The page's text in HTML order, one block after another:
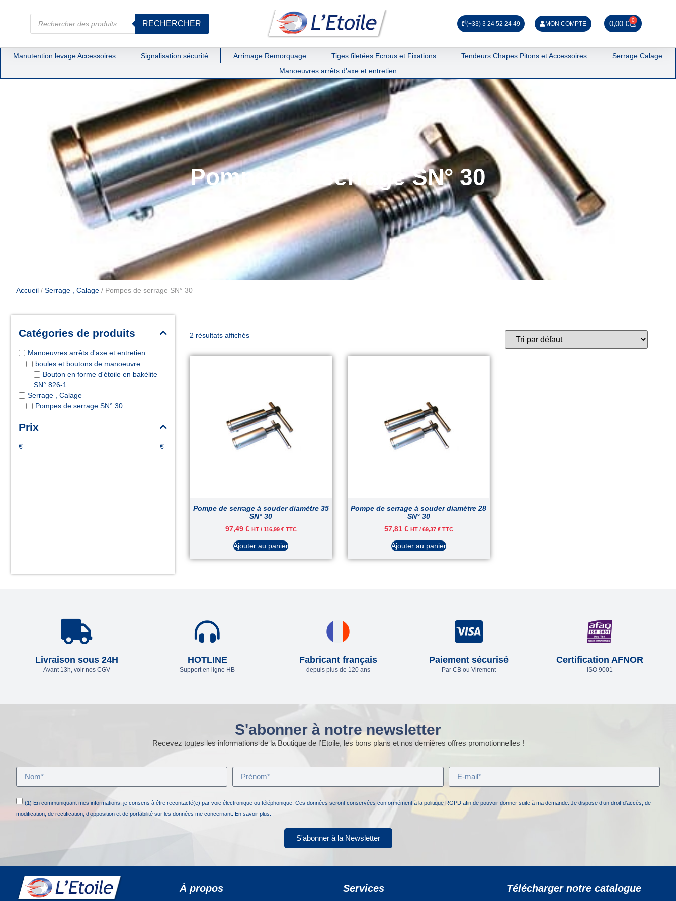
RECHERCHER (+33) 3 24 52 24 49 MON COMPTE 0,00€ 0
Manutention levage Accessoires Signalisation sécurité Arrimage Remorquage Tiges filetées Ecrous et Fixations Tendeurs Chapes Pitons et Accessoires
Serrage Calage
Manoeuvres arrêts d’axe et entretien
Pompes de serrage SN° 30
Accueil / Serrage , Calage / Pompes de serrage SN° 30
Catégories de produits
Manoeuvres arrêts d'axe et entretien
boules et boutons de manoeuvre
Bouton en forme d'étoile en bakélite
SN° 826-1
Serrage , Calage
Pompes de serrage SN° 30
Prix
€ €
2 résultats affichés
Pompe de serrage à souder diamètre 35
SN° 30
97,49 € HT / 116,99 €TTC
Ajouter au panier
Pompe de serrage à souder diamètre 28
SN° 30
57,81 € HT / 69,37 €TTC
Ajouter au panier
Livraison sous 24H
Avant 13h, voir nos CGV
HOTLINE
Support en ligne HB
Fabricant français
depuis plus de 120 ans
Paiement sécurisé
Par CB ou Virement
Certification AFNOR
ISO 9001
S'abonner à notre newsletter
Recevez toutes les informations de la Boutique de l’Etoile, les bons plans et nos dernières offres promotionnelles !
(1) En communiquant mes informations, je consens à être recontacté(e) par voie électronique ou téléphonique. Ces données seront conservées conformément à la politique RGPD afin de pouvoir donner suite à ma demande. Je dispose d’un droit d’accès, de
modification, de rectification, d’opposition et de portabilité sur les données me concernant. En savoir plus.
S'abonner à la Newsletter
À propos Services Télécharger notre catalogue